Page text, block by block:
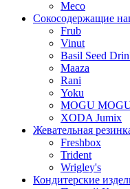
Meco
Сокосодержащие
Frub
Vinut
Basil Seed
Maaza
Rani
Yoku
MOGU
XODA Jumix
Жевательная
Freshbox
Trident
Wrigley's
Кондитерские